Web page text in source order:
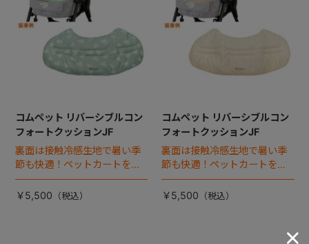
コムペット リバーシブルコン
フォートクッションJF
裏面は接触冷感生地で暑い季
節も快適！ペットカートをお
しゃれに・かわいく・かっこ
よく！
￥5,500
コムペット リバーシブルコン
フォートクッションJF
裏面は接触冷感生地で暑い季
節も快適！ペットカートをお
しゃれに・かわいく・かっこ
よく！
￥5,500